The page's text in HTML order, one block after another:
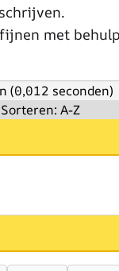
met
(0,012 seconden)